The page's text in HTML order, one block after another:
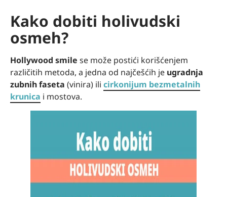
Kako dobiti holivudski
osmeh?
Hollywood smile se može postići korišćenjem
različitih metoda, a jedna od najčešćih je ugradnja
zubnih faseta (vinira) ili cirkonijum bezmetalnih
krunica i mostova.